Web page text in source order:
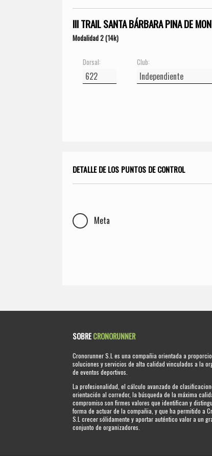
III TRAIL SANTA BÁRBARA PINA DE
Modalidad 2 (14k)
Dorsal: Club:
DETALLE DE LOS PUNTOS DE CONTROL
Meta
SOBRECRONORUNNER
Cronorunner S.L es una compañia orientada a
soluciones y servicios de alta calidad vinculados a la
de eventos deportivos.
La profesionalidad, el cálculo avanzado de
orientación al corredor, la búsqueda de la máxima
compromiso son firmes valores que identifican y
forma de actuar de la compañia, y que ha permitido a
S.L crecer sólidamente y aportar auténtico valor a un
conjunto de organizadores.